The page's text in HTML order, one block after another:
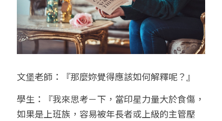
文堡老師：『那麼妳覺得應該如何解釋呢？』
學生：『我來思考－下，當印星力量大於食傷，
如果是上班族，容易被年長者或上級的主管壓